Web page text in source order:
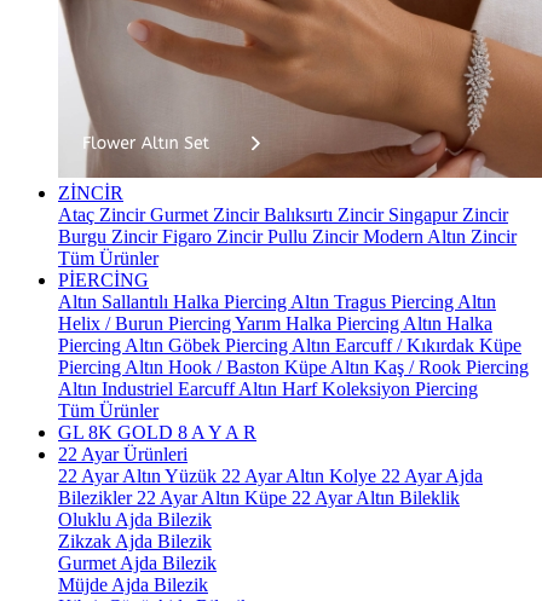
ZİNCİR
Ataç ZincirGurmet ZincirBalıksırtı Zincir Singapur Zincir
Burgu ZincirFigaro ZincirPullu ZincirModern Altın Zincir
Tüm Ürünler
PİERCİNG
Altın Sallantılı Halka Piercing Altın Tragus Piercing Altın
Helix / Burun PiercingYarım Halka Piercing Altın Halka
Piercing Altın Göbek Piercing Altın Earcuff / Kıkırdak Küpe
Piercing Altın Hook / Baston Küpe Altın Kaş / Rook Piercing
Altın Industriel EarcuffAltın Harf Koleksiyon Piercing
Tüm Ürünler
GL 8K GOLD 8 A Y A R
22 Ayar Ürünleri
22 Ayar Altın Yüzük 22 Ayar Altın Kolye 22 Ayar Ajda
Bilezikler 22 Ayar Altın Küpe 22 Ayar Altın Bileklik
Oluklu Ajda Bilezik
Zikzak Ajda Bilezik
Gurmet Ajda Bilezik
Müjde Ajda Bilezik